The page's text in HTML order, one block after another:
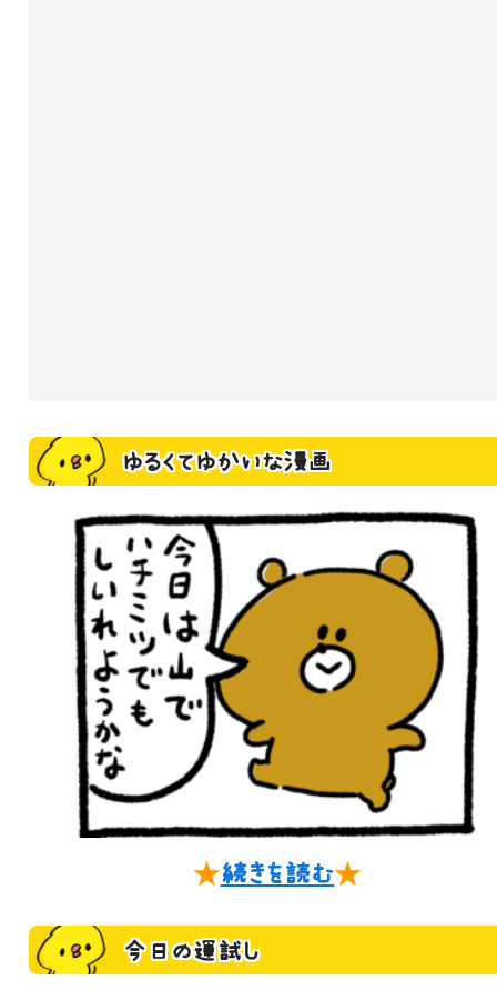
ゆるくてゆかいな漫画
★続きを読む★
今日の運試し